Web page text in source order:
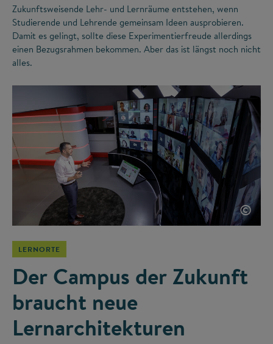
Zukunftsweisende Lehr- und Lernräume entstehen, wenn
Studierende und Lehrende gemeinsam Ideen ausprobieren.
Damit es gelingt, sollte diese Experimentierfreude allerdings
einen Bezugsrahmen bekommen. Aber das ist längst noch nicht
alles.
©
LERNORTE
Der Campus der Zukunft
braucht neue
Lernarchitekturen